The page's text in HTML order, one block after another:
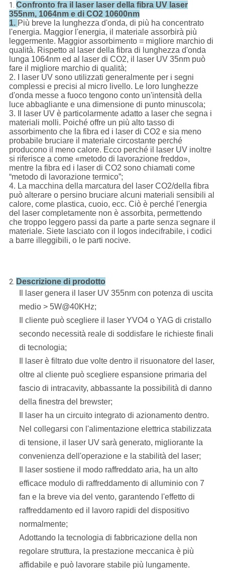
1. Confronto fra il laser laser della fibra UV laser
355nm, 1064nm e di CO2 10600nm
1. Più breve la lunghezza d'onda, di più ha concentrato
l'energia. Maggior l'energia, il materiale assorbirà più
leggermente. Maggior assorbimento = migliore marchio di
qualità. Rispetto al laser della fibra di lunghezza d'onda
lunga 1064nm ed al laser di CO2, il laser UV 35nm può
fare il migliore marchio di qualità;
2. I laser UV sono utilizzati generalmente per i segni
complessi e precisi al micro livello. Le loro lunghezze
d'onda messe a fuoco tengono conto un'intensità della
luce abbagliante e una dimensione di punto minuscola;
3. Il laser UV è particolarmente adatto a laser che segna i
materiali molli. Poiché offre un più alto tasso di
assorbimento che la fibra ed i laser di CO2 e sia meno
probabile bruciare il materiale circostante perché
producono il meno calore. Ecco perché il laser UV inoltre
si riferisce a come «metodo di lavorazione freddo»,
mentre la fibra ed i laser di CO2 sono chiamati come
“metodo di lavorazione termico”;
4. La macchina della marcatura del laser CO2/della fibra
può alterare o persino bruciare alcuni materiali sensibili al
calore, come plastica, cuoio, ecc. Ciò è perché l'energia
del laser completamente non è assorbita, permettendo
che troppo leggero passi da parte a parte senza segnare il
materiale. Siete lasciato con il logos indecifrabile, i codici
a barre illeggibili, o le parti nocive.
2. Descrizione di prodotto
Il laser genera il laser UV 355nm con potenza di uscita
medio > 5W@40KHz;
Il cliente può scegliere il laser YVO4 o YAG di cristallo
secondo necessità reale di soddisfare le richieste finali
di tecnologia;
Il laser è filtrato due volte dentro il risuonatore del laser,
oltre al cliente può scegliere espansione primaria del
fascio di intracavity, abbassante la possibilità di danno
della finestra del brewster;
Il laser ha un circuito integrato di azionamento dentro.
Nel collegarsi con l'alimentazione elettrica stabilizzata
di tensione, il laser UV sarà generato, migliorante la
convenienza dell'operazione e la stabilità del laser;
Il laser sostiene il modo raffreddato aria, ha un alto
efficace modulo di raffreddamento di alluminio con 7
fan e la breve via del vento, garantendo l'effetto di
raffreddamento ed il lavoro rapidi del dispositivo
normalmente;
Adottando la tecnologia di fabbricazione della non
regolare struttura, la prestazione meccanica è più
affidabile e può lavorare stabile più lungamente.